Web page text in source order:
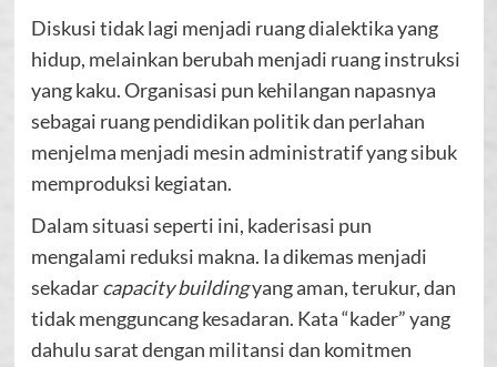
Diskusi tidak lagi menjadi ruang dialektika yang
hidup, melainkan berubah menjadi ruang instruksi
yang kaku. Organisasi pun kehilangan napasnya
sebagai ruang pendidikan politik dan perlahan
menjelma menjadi mesin administratif yang sibuk
memproduksi kegiatan.
Dalam situasi seperti ini, kaderisasi pun
mengalami reduksi makna. Ia dikemas menjadi
sekadarcapacity buildingyang aman, terukur, dan
tidak mengguncang kesadaran. Kata “kader” yang
dahulu sarat dengan militansi dan komitmen